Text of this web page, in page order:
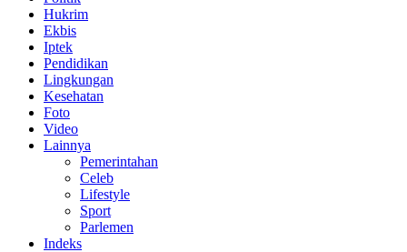
Hukrim
Ekbis
Iptek
Pendidikan
Lingkungan
Kesehatan
Foto
Video
Lainnya
Pemerintahan
Celeb
Lifestyle
Sport
Parlemen
Indeks